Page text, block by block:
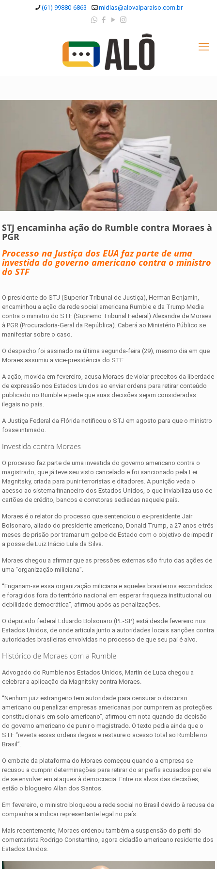
(61) 99880-6863 midias@alovalparaiso.com.br
STJ encaminha ação do Rumble contra Moraes à
PGR
Processo na Justiça dos EUA faz parte de uma
investida do governo americano contra o ministro
do STF
O presidente do STJ (Superior Tribunal de Justiça), Herman Benjamin,
encaminhou a ação da rede social americana Rumble e da Trump Media
contra o ministro do STF (Supremo Tribunal Federal) Alexandre de Moraes
à PGR (Procuradoria-Geral da República). Caberá ao Ministério Público se
manifestar sobre o caso.
O despacho foi assinado na última segunda-feira (29), mesmo dia em que
Moraes assumiu a vice-presidência do STF.
A ação, movida em fevereiro, acusa Moraes de violar preceitos da liberdade
de expressão nos Estados Unidos ao enviar ordens para retirar conteúdo
publicado no Rumble e pede que suas decisões sejam consideradas
ilegais no país.
A Justiça Federal da Flórida notificou o STJ em agosto para que o ministro
fosse intimado.
Investida contra Moraes
O processo faz parte de uma investida do governo americano contra o
magistrado, que já teve seu visto cancelado e foi sancionado pela Lei
Magnitsky, criada para punir terroristas e ditadores. A punição veda o
acesso ao sistema financeiro dos Estados Unidos, o que inviabiliza uso de
cartões de crédito, bancos e corretoras sediadas naquele país.
Moraes é o relator do processo que sentenciou o ex-presidente Jair
Bolsonaro, aliado do presidente americano, Donald Trump, a 27 anos e três
meses de prisão por tramar um golpe de Estado com o objetivo de impedir
a posse de Luiz Inácio Lula da Silva.
Moraes chegou a afirmar que as pressões externas são fruto das ações de
uma “organização miliciana”.
“Enganam-se essa organização miliciana e aqueles brasileiros escondidos
e foragidos fora do território nacional em esperar fraqueza institucional ou
debilidade democrática”, afirmou após as penalizações.
O deputado federal Eduardo Bolsonaro (PL-SP) está desde fevereiro nos
Estados Unidos, de onde articula junto a autoridades locais sanções contra
autoridades brasileiras envolvidas no processo de que seu pai é alvo.
Histórico de Moraes com a Rumble
Advogado do Rumble nos Estados Unidos, Martin de Luca chegou a
celebrar a aplicação da Magnitsky contra Moraes.
“Nenhum juiz estrangeiro tem autoridade para censurar o discurso
americano ou penalizar empresas americanas por cumprirem as proteções
constitucionais em solo americano”, afirmou em nota quando da decisão
do governo americano de punir o magistrado. O texto pedia ainda que o
STF “reverta essas ordens ilegais e restaure o acesso total ao Rumble no
Brasil”.
O embate da plataforma do Moraes começou quando a empresa se
recusou a cumprir determinações para retirar do ar perfis acusados por ele
de se envolver em ataques à democracia. Entre os alvos das decisões,
estão o blogueiro Allan dos Santos.
Em fevereiro, o ministro bloqueou a rede social no Brasil devido à recusa da
companhia a indicar representante legal no país.
Mais recentemente, Moraes ordenou também a suspensão do perfil do
comentarista Rodrigo Constantino, agora cidadão americano residente dos
Estados Unidos.